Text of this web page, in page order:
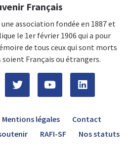
Français
association fondée en 1887 et
le 1er février 1906 qui a pour
de tous ceux qui sont morts
soient Français ou étrangers.
Mentions légales
Contact
RAFI-SF Nos statuts